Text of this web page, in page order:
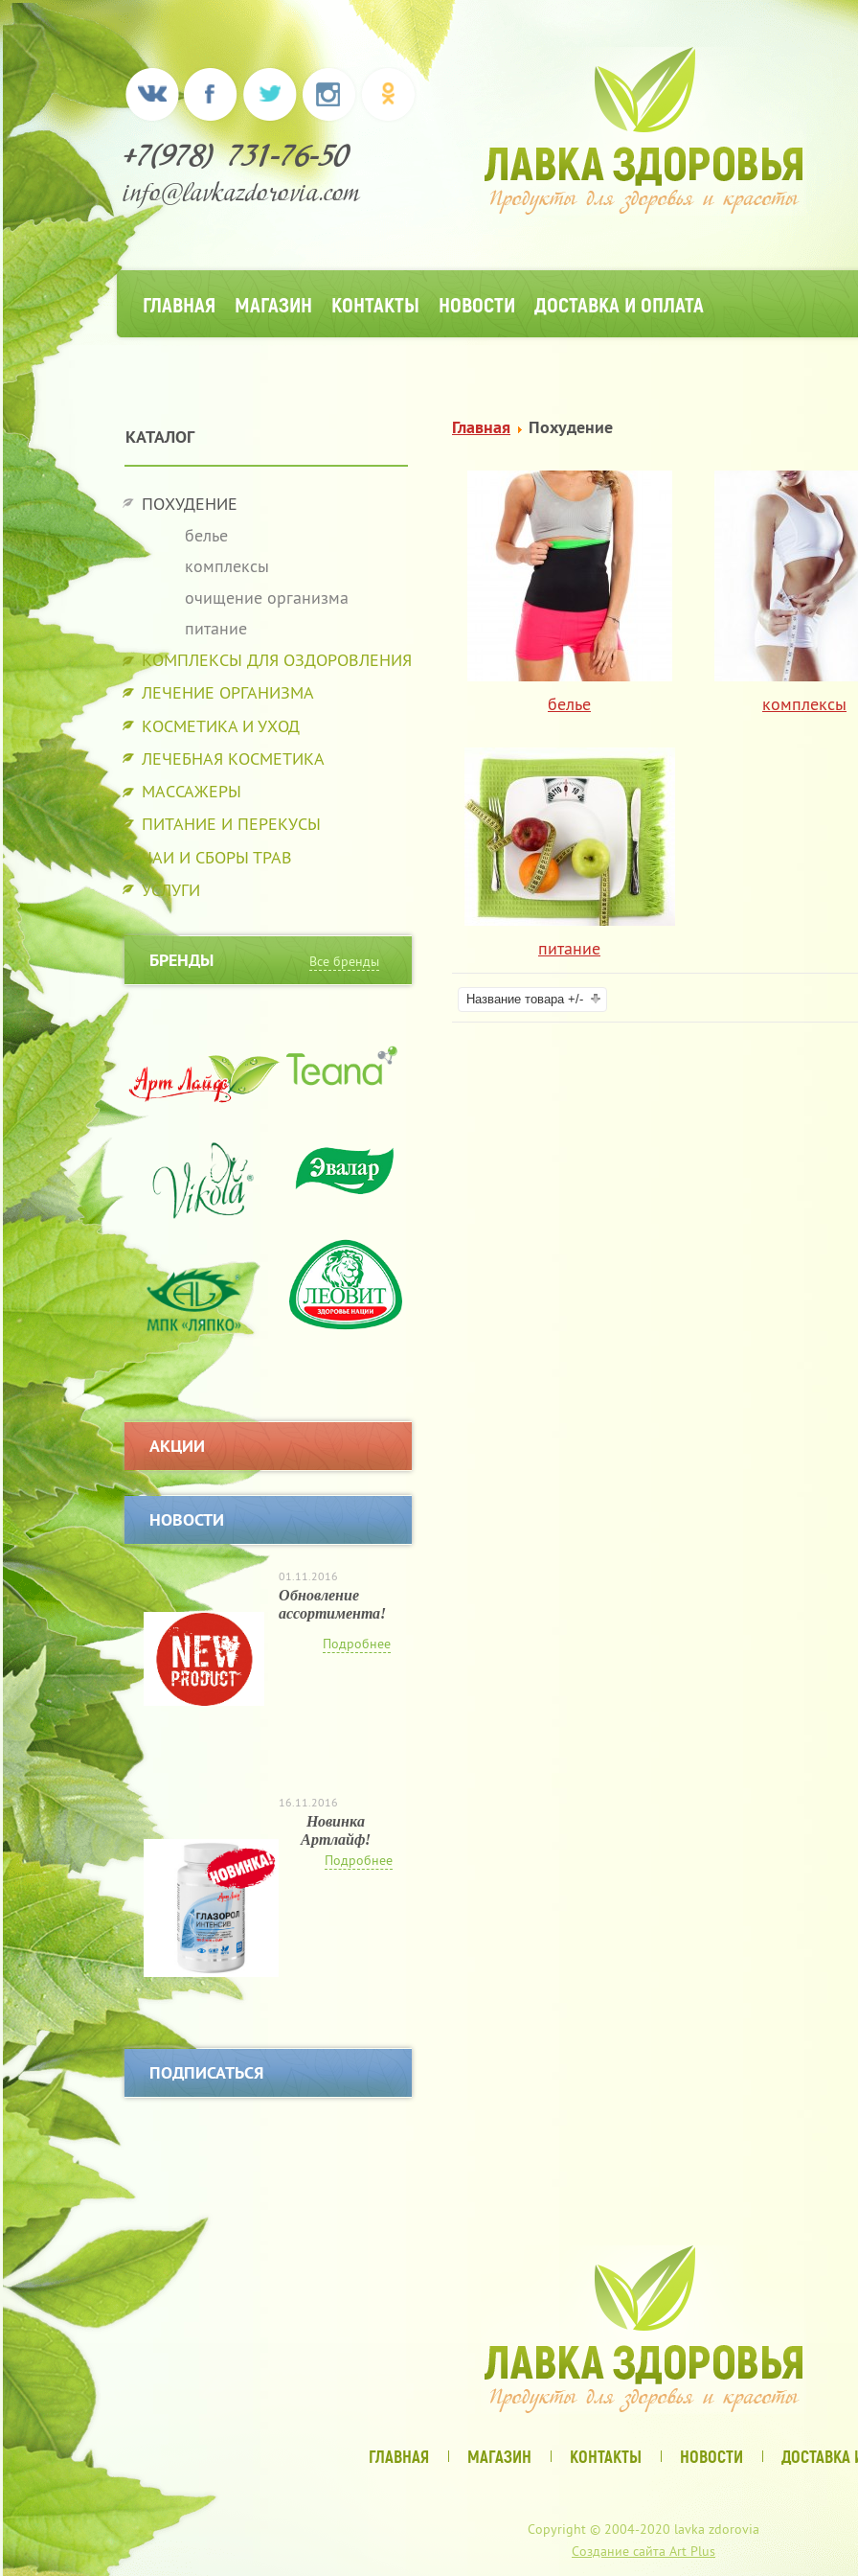
+7(978) 731-76-50
info@lavkazdorovia.com
ГЛАВНАЯ МАГАЗИН КОНТАКТЫ НОВОСТИ ДОСТАВКА И ОПЛАТА
КАТАЛОГ
ПОХУДЕНИЕ
белье
комплексы
очищение организма
питание
КОМПЛЕКСЫ ДЛЯ ОЗДОРОВЛЕНИЯ
ЛЕЧЕНИЕ ОРГАНИЗМА
КОСМЕТИКА И УХОД
ЛЕЧЕБНАЯ КОСМЕТИКА
МАССАЖЕРЫ
ПИТАНИЕ И ПЕРЕКУСЫ
ЧАИ И СБОРЫ ТРАВ
УСЛУГИ
БРЕНДЫ Все бренды
АКЦИИ
НОВОСТИ
01.11.2016
Обновление
ассортимента!
Подробнее
16.11.2016
Новинка
Артлайф!
Подробнее
ПОДПИСАТЬСЯ
Главная Похудение
белье комплексы
питание
Название товара +/-
ГЛАВНАЯ МАГАЗИН КОНТАКТЫ НОВОСТИ ДОСТАВКА
Copyright © 2004-2020 lavka zdorovia
Создание сайта Art Plus